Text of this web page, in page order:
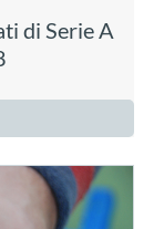
di Serie A